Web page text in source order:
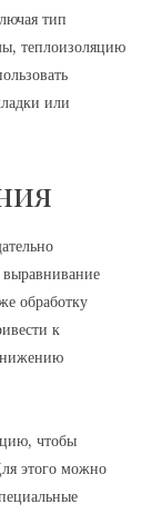
тип
теплоизоляцию
или
выравнивание
обработку
к
чтобы
этого можно